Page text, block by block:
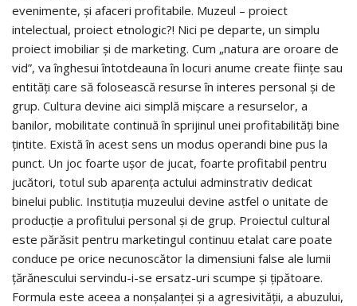
evenimente, şi afaceri profitabile. Muzeul – proiect
intelectual, proiect etnologic?! Nici pe departe, un simplu
proiect imobiliar şi de marketing. Cum „natura are oroare de
vid”, va înghesui întotdeauna în locuri anume create fiinţe sau
entităţi care să folosească resurse în interes personal şi de
grup. Cultura devine aici simplă mişcare a resurselor, a
banilor, mobilitate continuă în sprijinul unei profitabilităţi bine
ţintite. Există în acest sens un modus operandi bine pus la
punct. Un joc foarte uşor de jucat, foarte profitabil pentru
jucători, totul sub aparenţa actului adminstrativ dedicat
binelui public. Instituţia muzeului devine astfel o unitate de
producţie a profitului personal şi de grup. Proiectul cultural
este părăsit pentru marketingul continuu etalat care poate
conduce pe orice necunoscător la dimensiuni false ale lumii
ţărănescului servindu-i-se ersatz-uri scumpe şi ţipătoare.
Formula este aceea a nonşalanţei şi a agresivităţii, a abuzului,